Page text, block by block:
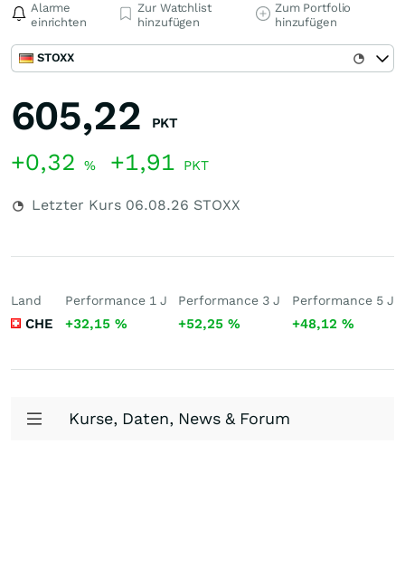
Alarme
einrichten
Zur Watchlist
hinzufügen
Zum Portfolio
hinzufügen
STOXX
605,22 PKT
+0,32 % +1,91 PKT
Letzter Kurs 06.08.26 STOXX
Land
CHE
Performance 1 J
+32,15 %
Performance 3 J
+52,25%
Performance 5 J
+48,12 %
Kurse, Daten, News & Forum